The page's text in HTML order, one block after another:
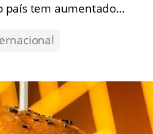
país tem aumentado…